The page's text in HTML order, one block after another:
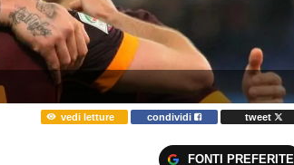
vedi letture condividi tweet
FONTI PREFERITE